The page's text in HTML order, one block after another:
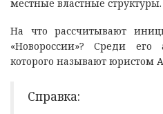
местные властные структуры.
На что рассчитывают
«Новороссии»? Среди
которого называют юристом
Справка: